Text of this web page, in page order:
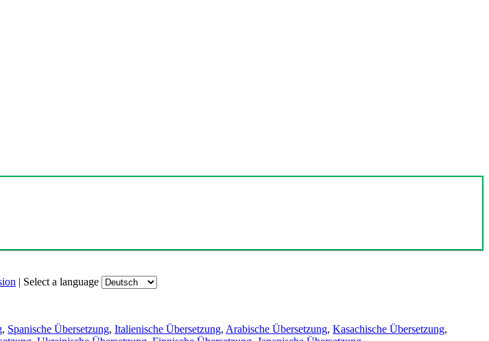
| Select a language
, Spanische Übersetzung, Italienische Übersetzung, Arabische Übersetzung, Kasachische Übersetzung,